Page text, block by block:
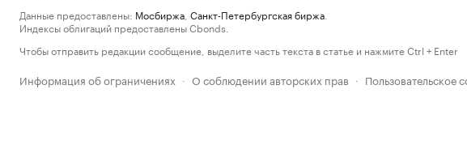
Данные предоставлены: Мосбиржа Санкт-Петербургская биржа
Индексы облигаций предоставлены Cbonds.
Чтобы отправить редакции сообщение, выделите часть текста в статье и нажмите Ctrl + Enter
Информация об ограничениях · О соблюдении авторских прав · Пользовательское